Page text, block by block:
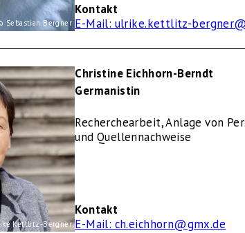
Sebastian Bergner
Kontakt
E-Mail: ulrike.kettlitz-
Kettlitz-Bergner
Christine Eichhorn-Berndt
Germanistin
Recherchearbeit, Anlage von
und Quellennachweise
Kontakt
E-Mail: ch.eichhorn@gmx.de